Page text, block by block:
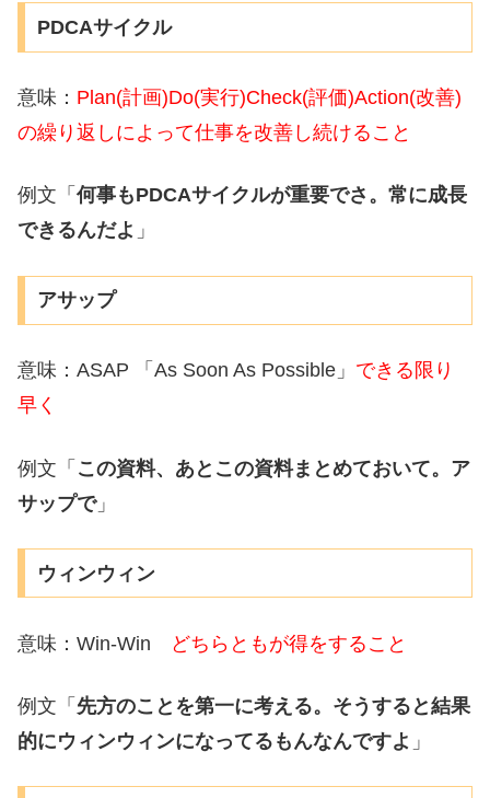
PDCAサイクル
意味： Plan(計画)Do(実行)Check(評価)Action(改善)
の繰り返しによって仕事を改善し続けること
例文「 何事もPDCAサイクルが重要でさ。常に成長
できるんだよ 」
アサップ
意味：ASAP 「As Soon As Possible」 できる限り
早く
例文「 この資料、あとこの資料まとめておいて。ア
サップで」
ウィンウィン
意味：Win-Win どちらともが得をすること
例文「 先方のことを第一に考える。そうすると結果
的にウィンウィンになってるもんなんですよ 」